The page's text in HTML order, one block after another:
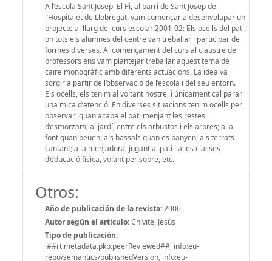
A l’escola Sant Josep–El Pi, al barri de Sant Josep de
l’Hospitalet de Llobregat, vam començar a desenvolupar un
projecte al llarg del curs escolar 2001-02: Els ocells del pati,
on tots els alumnes del centre van treballar i participar de
formes diverses. Al començament del curs al claustre de
professors ens vam plantejar treballar aquest tema de
caire monogràfic amb diferents actuacions. La idea va
sorgir a partir de l’observació de l’escola i del seu entorn.
Els ocells, els tenim al voltant nostre, i únicament cal parar
una mica d’atenció. En diverses situacions tenim ocells per
observar: quan acaba el pati menjant les restes
d’esmorzars; al jardí, entre els arbustos i els arbres; a la
font quan beuen; als bassals quan es banyen; als terrats
cantant; a la menjadora, jugant al pati i a les classes
d’educació física, volant per sobre, etc.
Otros:
Año de publicación de la revista:2006
Autor según el artículo:Chivite, Jesús
Tipo de publicación:
##rt.metadata.pkp.peerReviewed##, info:eu-
repo/semantics/publishedVersion, info:eu-